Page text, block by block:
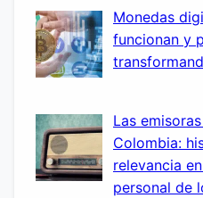
Monedas
funcionan y
Las
Colombia:
relevancia
personal de